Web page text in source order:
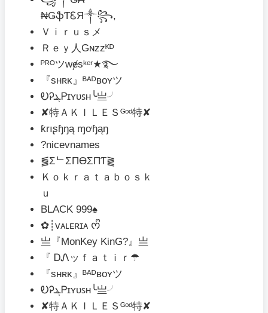
₦ǤֆƬᏋЯ༒꧂,
Ｖｉｒｕｓメ
Ｒｅｙ人Gɴᴢzᴷᴰ
ᴾᴿᴼツwɇsᵏᵉʳ★࿐
『sʜʀᴋ』ᴮᴬᴰʙᴏʏツ
ᎧᎮܔᏢɪʏᴜꜱʜ╰亗╯
✘特ＡＫＩＬＥＳᴳᵒᵈ特✘
ƙrıʂɧŋą ɱơɧąŋ
?nicevnames
⪓ΣᄂΣПӨΣПƬ⪔
Ｋｏｋｒａｔａｂｏｓｋ
ｕ
BLACK 999♠
✿┊ᴠᴀʟᴇʀɪᴀ ᰔᩚ
亗『MonKey KinG?』亗
『 ᎠᏁッｆａｔｉｒ☂
『sʜʀᴋ』ᴮᴬᴰʙᴏʏツ
ᎧᎮܔᏢɪʏᴜꜱʜ╰亗╯
✘特ＡＫＩＬＥＳᴳᵒᵈ特✘